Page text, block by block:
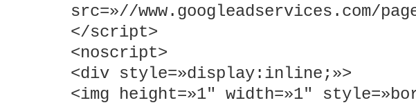
src=»//www.googleadservices.com/
</script>
<noscript>
<div style=»display:inline;»>
<img height=»1″ width=»1″